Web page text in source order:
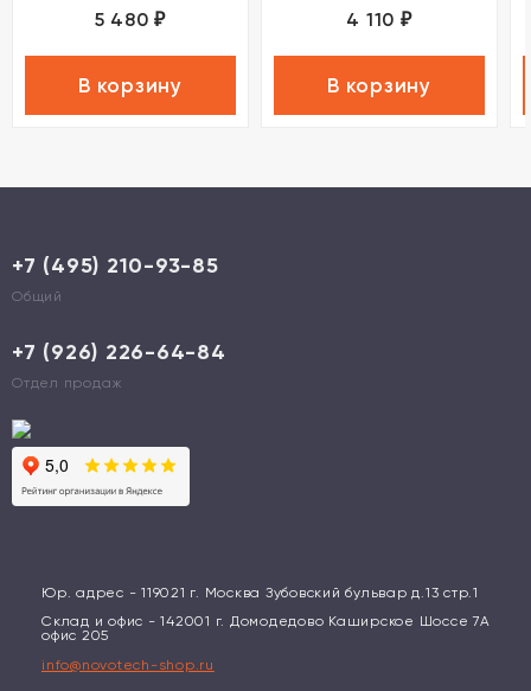
5 480₽
В корзину
4 110 ₽
В корзину
+7 (495) 210-93-85
Общий
+7 (926) 226-64-84
Отдел продаж
Юр. адрес - 119021 г. Москва Зубовский бульвар д.13 стр.1
Склад и офис - 142001 г. Домодедово Каширское Шоссе 7А
офис 205
info@novotech-shop.ru